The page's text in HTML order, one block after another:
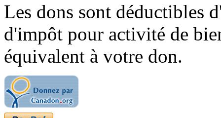
Les dons sont déductibles
d'impôt pour activité de
équivalent à votre don.